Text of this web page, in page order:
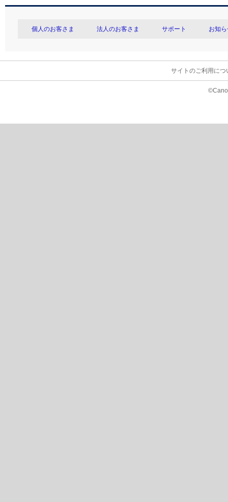
個人のお客さま 法人のお客さま サポート お知
サイトのご利用につ